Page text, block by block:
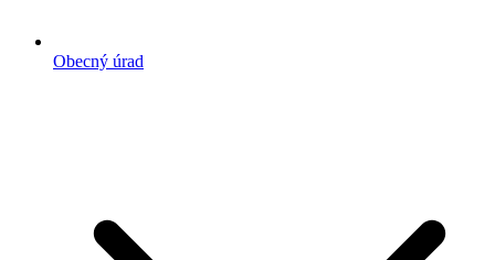
Obecný úrad